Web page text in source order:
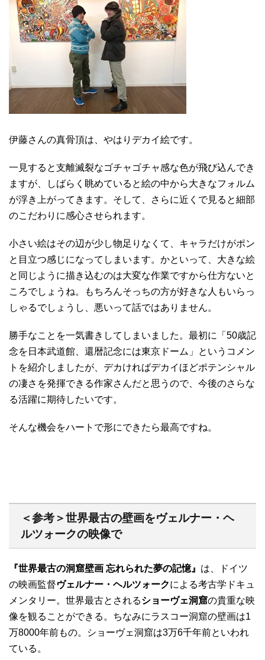
伊藤さんの真骨頂は、やはりデカイ絵です。
一見すると支離滅裂なゴチャゴチャ感な色が飛び込んでき
ますが、しばらく眺めていると絵の中から大きなフォルム
が浮き上がってきます。そして、さらに近くで見ると細部
のこだわりに感心させられます。
小さい絵はその辺が少し物足りなくて、キャラだけがポン
と目立つ感じになってしまいます。かといって、大きな絵
と同じように描き込むのは大変な作業ですから仕方ないと
ころでしょうね。もちろんそっちの方が好きな人もいらっ
しゃるでしょうし、悪いって話ではありません。
勝手なことを一気書きしてしまいました。最初に「50歳記
念を日本武道館、還暦記念には東京ドーム」というコメン
トを紹介しましたが、デカければデカイほどポテンシャル
の凄さを発揮できる作家さんだと思うので、今後のさらな
る活躍に期待したいです。
そんな機会をハートで形にできたら最高ですね。
＜参考＞世界最古の壁画をヴェルナー・ヘ
ルツォークの映像で
『世界最古の洞窟壁画 忘れられた夢の記憶』 は、ドイツ
の映画監督ヴェルナー・ヘルツォークによる考古学ドキュ
メンタリー。世界最古とされるショーヴェ洞窟の貴重な映
像を観ることができる。ちなみにラスコー洞窟の壁画は1
万8000年前もの。ショーヴェ洞窟は3万6千年前といわれ
ている。